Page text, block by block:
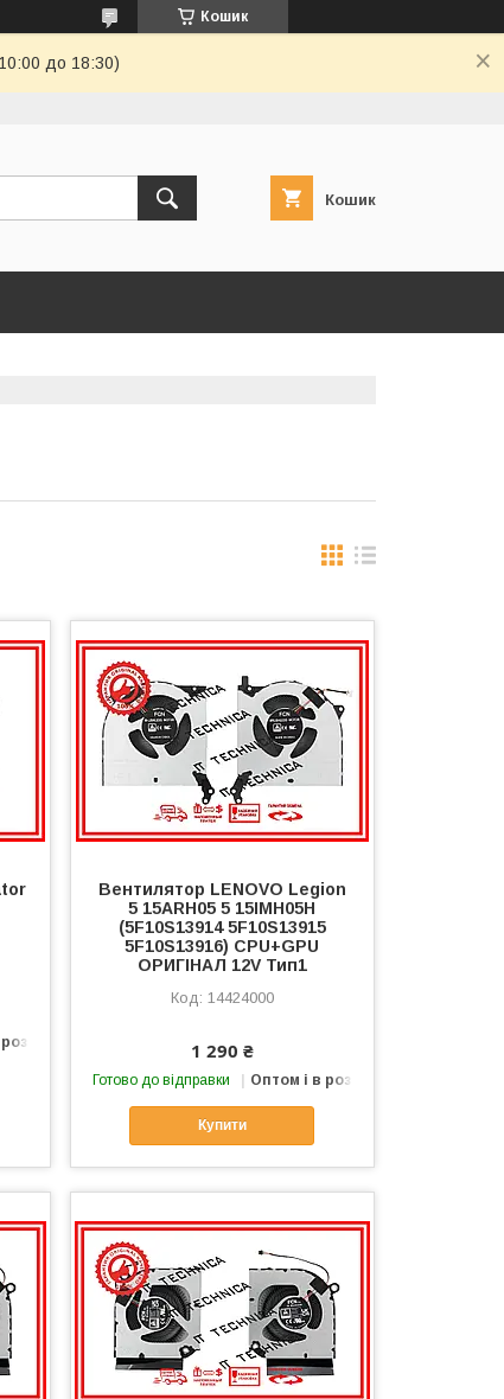
Кошик
до 18:30)
Кошик
Вентилятор LENOVO Legion
5 15ARH05 5 15IMH05H
(5F10S13914 5F10S13915
5F10S13916) CPU+GPU
ОРИГІНАЛ 12V Тип1
14424000
1 290 ₴
Готово до відправки Оптом і в роздріб
Купити